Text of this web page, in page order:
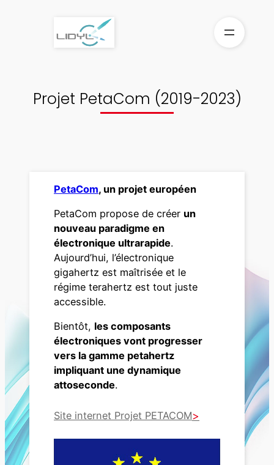
Projet PetaCom (2019-2023)
PetaCom, un projet européen
PetaCom propose de créer un
nouveau paradigme en
électronique ultrarapide.
Aujourd’hui, l’électronique
gigahertz est maîtrisée et le
régime terahertz est tout juste
accessible.
Bientôt, les composants
électroniques vont progresser
vers la gamme petahertz
impliquant une dynamique
attoseconde.
Site internet Projet PETACOM